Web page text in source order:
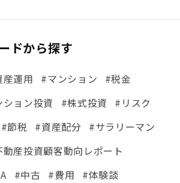
ドから探す
産運用 #マンション
#税金
ション投資 #株式投資
#リスク
#節税 #資産配分 #サラリーマン
動産投資顧客動向レポート
#中古 #費用
#体験談